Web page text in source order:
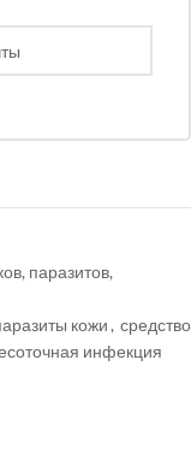
паразитов,
кожи, средство
инфекция